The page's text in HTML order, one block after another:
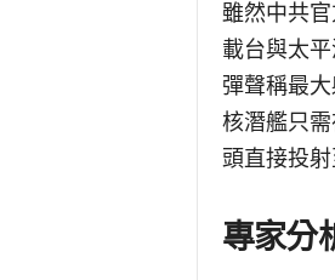
雖然中共
載台與太
彈聲稱最
核潛艦只
頭直接投射
專家分